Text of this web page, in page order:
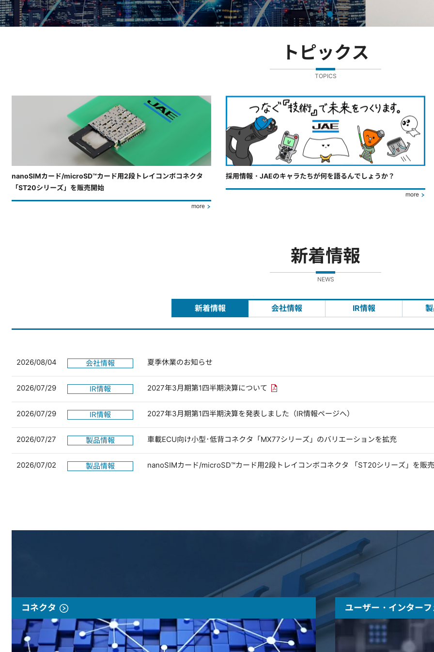
トピックス
TOPICS
nanoSIMカード/microSD™カード用2段トレイコンボコネクタ
「ST20シリーズ」を販売開始
more
採用情報・JAEのキャラたちが何を語るんでしょうか？
more
新着情報
NEWS
新着情報 会社情報 IR情報
2026/08/04 会社情報 夏季休業のお知らせ
2026/07/29 IR情報 2027年3月期第1四半期決算について PDFリンクを新しいウィンドウで開きます
2026/07/29 IR情報 2027年3月期第1四半期決算を発表しました（IR情報ページへ）
2026/07/27 製品情報 車載ECU向け小型･低背コネクタ「MX77シリーズ」のバリエーションを拡充
2026/07/02 製品情報 nanoSIMカード/microSD™カード用2段トレイコンボコネクタ 「ST20シリーズ」を販
コネクタ ユーザー・インター